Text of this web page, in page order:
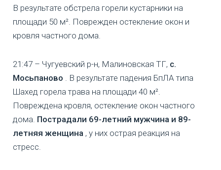
В результате обстрела горели кустарники на
площади 50 м². Поврежден остекление окон и
кровля частного дома.
21:47 – Чугуевский р-н, Малиновская ТГ, с.
Мосьпаново . В результате падения БпЛА типа
Шахед горела трава на площади 40 м².
Повреждена кровля, остекление окон частного
дома. Пострадали 69-летний мужчина и 89-
летняя женщина , у них острая реакция на
стресс.